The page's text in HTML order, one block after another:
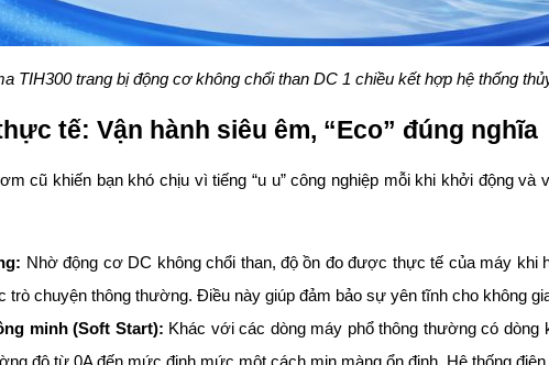
TIH300 trang bị động cơ không chổi than DC 1 chiều kết hợp hệ thống
tế: Vận hành siêu êm, “Eco” đúng nghĩa
cũ khiến bạn khó chịu vì tiếng “u u” công nghiệp mỗi khi khởi động và
Nhờ động cơ DC không chổi than, độ ồn đo được thực tế của máy khi
trò chuyện thông thường. Điều này giúp đảm bảo sự yên tĩnh cho không
minh (Soft Start): Khác với các dòng máy phổ thông thường có